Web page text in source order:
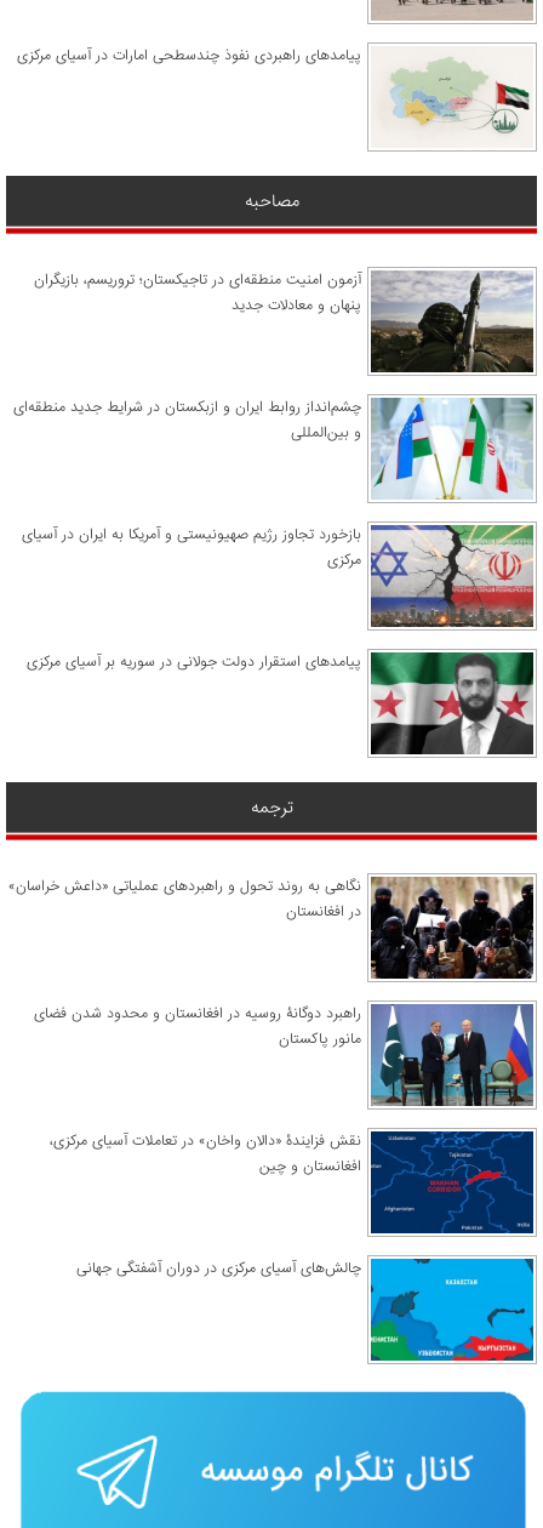
پیامدهای راهبردی نفوذ چندسطحی امارات در آسیای مرکزی
مصاحبه
آزمون امنیت منطقه‌ای در تاجیکستان؛ تروریسم، بازیگران
پنهان و معادلات جدید
چشم‌انداز روابط ایران و ازبکستان در شرایط جدید منطقه‌ای
و بین‌المللی
​بازخورد تجاوز رژیم صهیونیستی و آمریکا به ایران در آسیای
مرکزی
پیامدهای استقرار دولت جولانی در سوریه بر آسیای مرکزی
ترجمه
نگاهی به روند تحول و راهبردهای عملیاتی «داعش خراسان»
در افغانستان
راهبرد دوگانۀ روسیه در افغانستان و محدود شدن فضای
مانور پاکستان
نقش فزایندۀ «دالان واخان» در تعاملات آسیای مرکزی،
افغانستان و چین
چالش‌های آسیای مرکزی در دوران آشفتگی جهانی